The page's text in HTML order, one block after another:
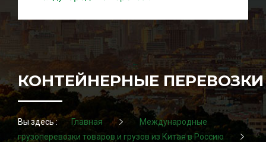
КОНТЕЙНЕРНЫЕ ПЕРЕВОЗКИ
Вы здесь : Главная
Международные
грузоперевозки товаров и грузов из Китая в Россию